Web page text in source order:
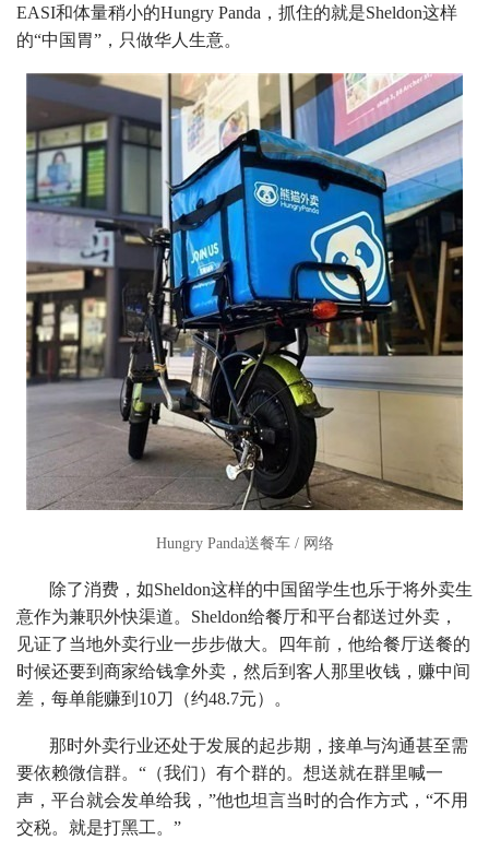
EASI和体量稍小的Hungry Panda，抓住的就是Sheldon这样
的“中国胃”，只做华人生意。
Hungry Panda送餐车 / 网络
除了消费，如Sheldon这样的中国留学生也乐于将外卖生
意作为兼职外快渠道。Sheldon给餐厅和平台都送过外卖，
见证了当地外卖行业一步步做大。四年前，他给餐厅送餐的
时候还要到商家给钱拿外卖，然后到客人那里收钱，赚中间
差，每单能赚到10刀（约48.7元）。
那时外卖行业还处于发展的起步期，接单与沟通甚至需
要依赖微信群。“（我们）有个群的。想送就在群里喊一
声，平台就会发单给我，”他也坦言当时的合作方式，“不用
交税。就是打黑工。”